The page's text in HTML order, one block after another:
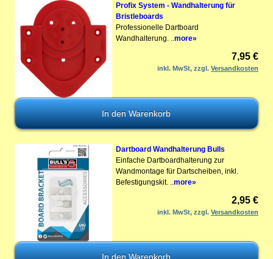
Profix System - Wandhalterung für
Bristleboards
Professionelle Dartboard
Wandhalterung. ..more»
7,95 €
inkl. MwSt, zzgl.Versandkosten
Dartboard Wandhalterung Bulls
Einfache Dartboardhalterung zur
Wandmontage für Dartscheiben, inkl.
Befestigungskit. .. more»
2,95 €
inkl. MwSt, zzgl.Versandkosten